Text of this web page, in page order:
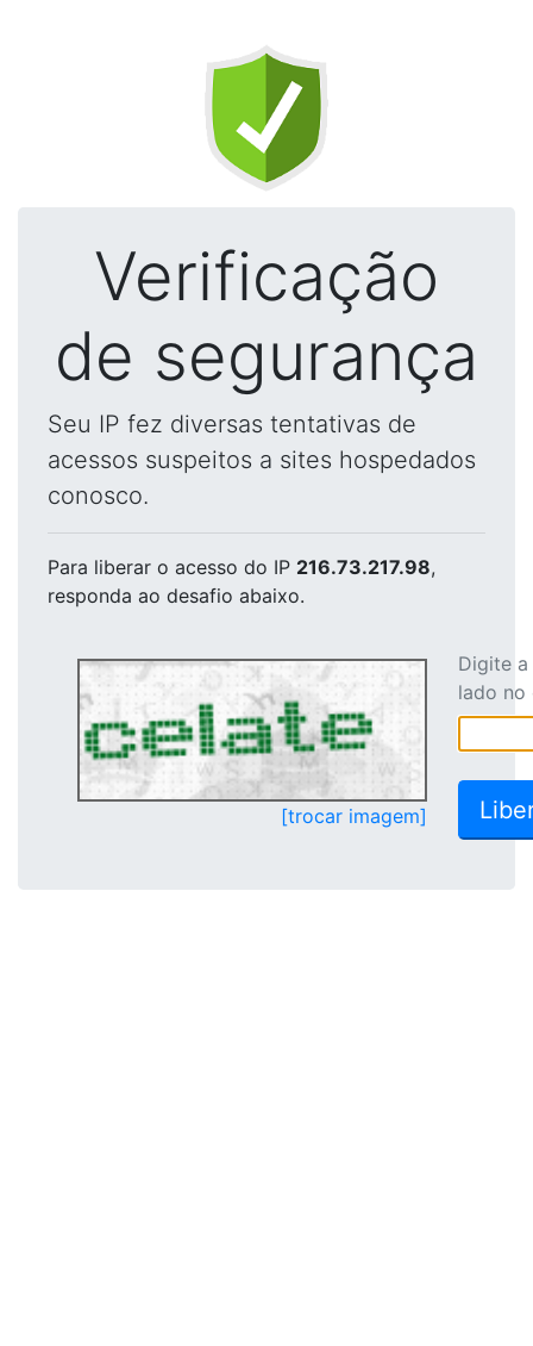
Verificação
de segurança
Seu IP fez diversas tentativas de
acessos suspeitos a sites hospedados
conosco.
Para liberar o acesso do IP 216.73.217.98,
responda ao desafio abaixo.
[trocar imagem]
Digite
lado no